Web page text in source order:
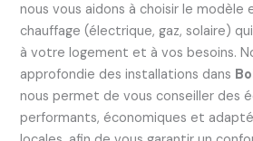
nous vous aidons à choisir le
chauffage (électrique, gaz, solaire)
à votre logement et à vos besoins.
approfondie des installations dans
nous permet de vous conseiller des
performants, économiques et